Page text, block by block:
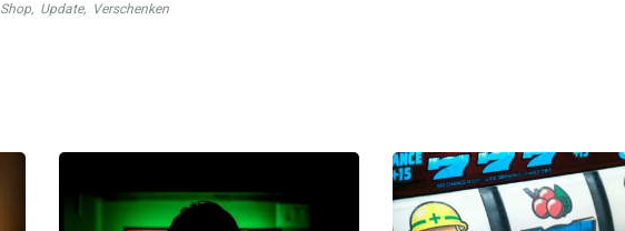
Shop, Update, Verschenken